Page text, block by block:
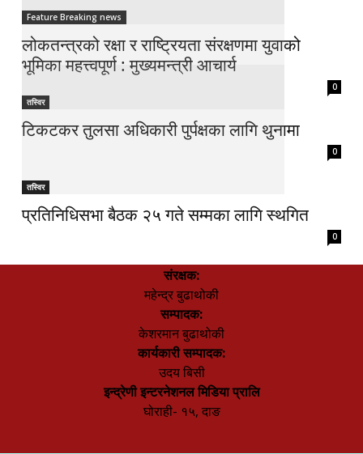
Feature Breaking news
लोकतन्त्रको रक्षा र राष्ट्रियता संरक्षणमा युवाको
भूमिका महत्त्वपूर्ण : मुख्यमन्त्री आचार्य
0
तस्विर
टिकटकर तुलसा अधिकारी पुर्पक्षका लागि थुनामा
0
तस्विर
प्रतिनिधिसभा बैठक २५ गते सम्मका लागि स्थगित
0
संरक्षक:
महेन्द्र बुढाथोकी
सम्पादक:
केशरमान बुढाथोकी
कार्यकारी सम्पादक:
उदय बिसी
इन्द्रेणी इन्टरनेशनल मिडिया प्रालि
घोराही- १५, दाङ